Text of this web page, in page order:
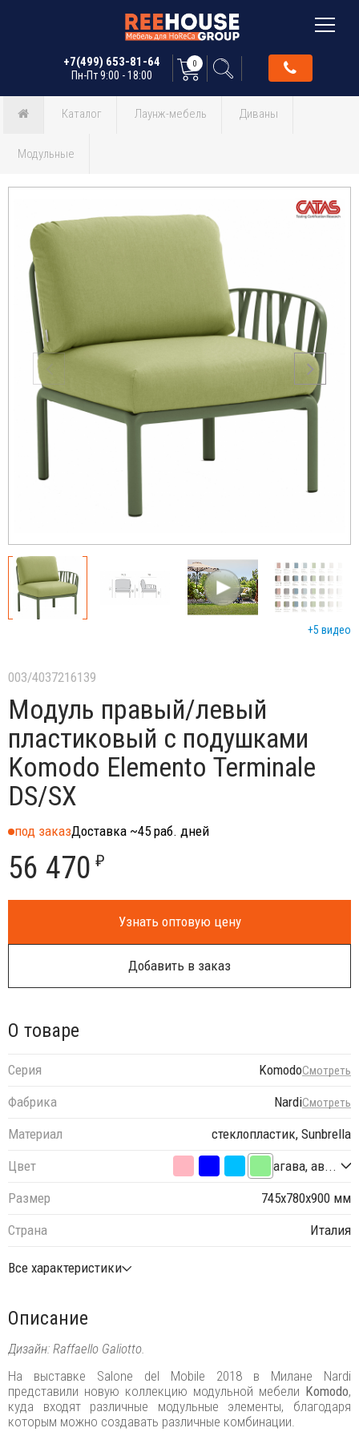
+7(499) 653-81-64
Пн-Пт 9:00 - 18:00
0
Каталог Лаунж-мебель Диваны
Модульные
+5 видео
003/4037216139
Модуль правый/левый
пластиковый с подушками
Komodo Elemento Terminale
DS/SX
под заказДоставка ~45 раб. дней
56 470 ₽
Узнать оптовую цену
Добавить в заказ
О товаре
Серия KomodoСмотреть
Фабрика NardiСмотреть
Материал
стеклопластик, Sunbrella
Цвет
агава, ав...
Размер
745х780х900 мм
Страна
Италия
Все характеристики
Описание
Дизайн: Raffaello Galiotto.
На выставке Salone del Mobile 2018 в Милане Nardi
представили новую коллекцию модульной мебели Komodo,
куда входят различные модульные элементы, благодаря
которым можно создавать различные комбинации.